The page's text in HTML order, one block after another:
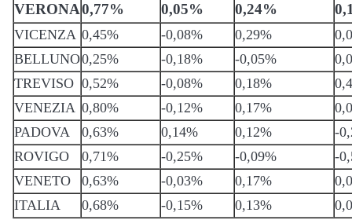
VERONA0,77% 0,05% 0,24%
VICENZA 0,45% -0,08% 0,29%
BELLUNO0,25% -0,18% -0,05%
TREVISO 0,52% -0,08% 0,18%
VENEZIA 0,80% -0,12% 0,17%
PADOVA
0,63% 0,14% 0,12%
-
ROVIGO
0,71% -0,25% -0,09%
-
VENETO
0,63% -0,03% 0,17%
ITALIA
0,68% -0,15% 0,13%